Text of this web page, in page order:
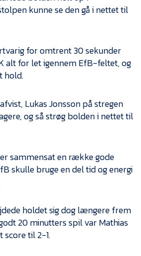
kunne se den gå i nettet til
for omtrent 30 sekunder
alt for let igennem EfB-feltet, og
hold.
Lukas Jonsson på stregen
og så strøg bolden i nettet til
sammensat en række gode
skulle bruge en del tid og energi
holdet sig dog længere frem
20 minutters spil var Mathias
til 2-1.